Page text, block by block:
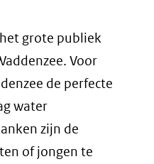
grote publiek
Voor
de perfecte
water
zijn de
of jongen te